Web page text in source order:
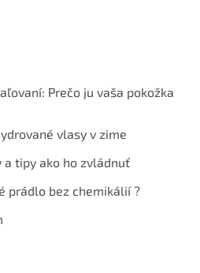
Prečo ju vaša pokožka
vlasy v zime
a tipy ako ho zvládnuť
prádlo bez chemikálií ?